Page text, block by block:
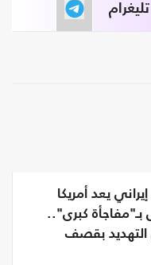
يعد أمريكا
بـ"مفاجأة كبرى"..
بقصف